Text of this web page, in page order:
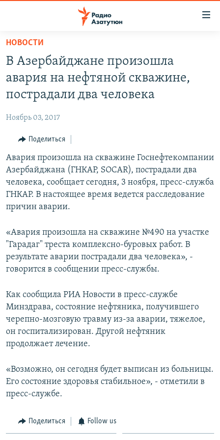
Перейти
основному
содержанию
Перейти
основной
навигации
Перейти
поиску
НОВОСТИ
ПОЛИТИКА
ЭКОНОМИКА
РЕГИОН
НАГОРНЫЙ КАРАБАХ
КУЛЬТУРА
СПОРТ
АРХИВ
Հայերեն
English
Русский
Все сайты Радио Азатутюн
НОВОСТИ
В Азербайджане произошла
авария на нефтяной скважине,
пострадали два человека
Ноябрь 03, 2017
Поделиться
Авария произошла на скважине Госнефтекомпании
Азербайджана (ГНКАР, SOCAR), пострадали два
человека, сообщает сегодня, 3 ноября, пресс-служба
ГНКАР. В настоящее время ведется расследование
причин аварии.
«Авария произошла на скважине №490 на участке
"Гарадаг" треста комплексно-буровых работ. В
результате аварии пострадали два человека», -
говорится в сообщении пресс-службы.
Как сообщила РИА Новости в пресс-службе
Минздрава, состояние нефтяника, получившего
черепно-мозговую травму из-за аварии, тяжелое,
он госпитализирован. Другой нефтяник
продолжает лечение.
«Возможно, он сегодня будет выписан из больницы.
Его состояние здоровья стабильное», - отметили в
пресс-службе.
Поделиться Follow us